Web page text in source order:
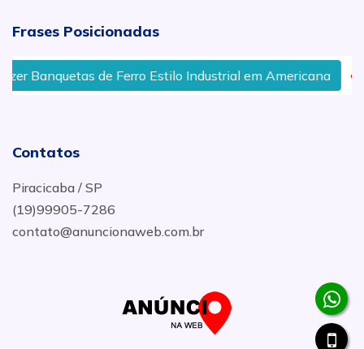
Frases Posicionadas
de Ferro Estilo Industrial em Americana
Contatos
Piracicaba / SP
(19)99905-7286
contato@anuncionaweb.com.br